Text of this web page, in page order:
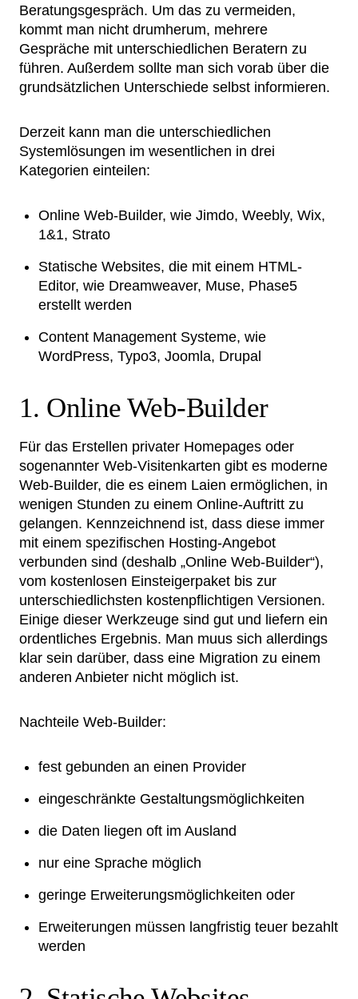
Beratungsgespräch. Um das zu vermeiden,
kommt man nicht drumherum, mehrere
Gespräche mit unterschiedlichen Beratern zu
führen. Außerdem sollte man sich vorab über die
grundsätzlichen Unterschiede selbst informieren.
Derzeit kann man die unterschiedlichen
Systemlösungen im wesentlichen in drei
Kategorien einteilen:
Online Web-Builder, wie Jimdo, Weebly, Wix,
1&1, Strato
Statische Websites, die mit einem HTML-
Editor, wie Dreamweaver, Muse, Phase5
erstellt werden
Content Management Systeme, wie
WordPress, Typo3, Joomla, Drupal
1. Online Web-Builder
Für das Erstellen privater Homepages oder
sogenannter Web-Visitenkarten gibt es moderne
Web-Builder, die es einem Laien ermöglichen, in
wenigen Stunden zu einem Online-Auftritt zu
gelangen. Kennzeichnend ist, dass diese immer
mit einem spezifischen Hosting-Angebot
verbunden sind (deshalb „Online Web-Builder“),
vom kostenlosen Einsteigerpaket bis zur
unterschiedlichsten kostenpflichtigen Versionen.
Einige dieser Werkzeuge sind gut und liefern ein
ordentliches Ergebnis. Man muus sich allerdings
klar sein darüber, dass eine Migration zu einem
anderen Anbieter nicht möglich ist.
Nachteile Web-Builder:
fest gebunden an einen Provider
eingeschränkte Gestaltungsmöglichkeiten
die Daten liegen oft im Ausland
nur eine Sprache möglich
geringe Erweiterungsmöglichkeiten oder
Erweiterungen müssen langfristig teuer bezahlt
werden